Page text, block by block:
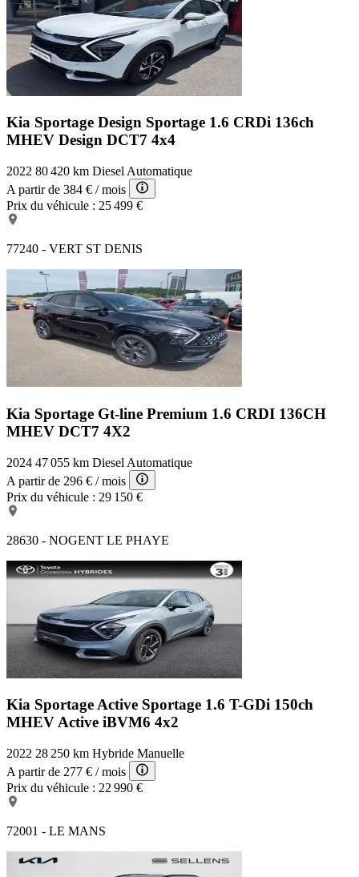
Kia Sportage Design Sportage 1.6 CRDi 136ch
MHEV Design DCT7 4x4
2022 80 420 km Diesel Automatique
A partir de 384 € / mois
Prix du véhicule : 25 499 €
77240 - VERT ST DENIS
Kia Sportage Gt-line Premium 1.6 CRDI 136CH
MHEV DCT7 4X2
2024 47 055 km Diesel Automatique
A partir de 296 € / mois
Prix du véhicule : 29 150 €
28630 - NOGENT LE PHAYE
Kia Sportage Active Sportage 1.6 T-GDi 150ch
MHEV Active iBVM6 4x2
2022 28 250 km Hybride Manuelle
A partir de 277 € / mois
Prix du véhicule : 22 990 €
72001 - LE MANS